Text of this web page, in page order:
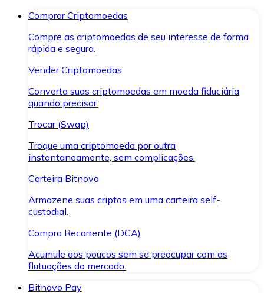
Comprar Criptomoedas
Compre as criptomoedas de seu interesse de forma
rápida e segura.
Vender Criptomoedas
Converta suas criptomoedas em moeda fiduciária
quando precisar.
Trocar (Swap)
Troque uma criptomoeda por outra
instantaneamente, sem complicações.
Carteira Bitnovo
Armazene suas criptos em uma carteira self-
custodial.
Compra Recorrente (DCA)
Acumule aos poucos sem se preocupar com as
flutuações do mercado.
Bitnovo Pay